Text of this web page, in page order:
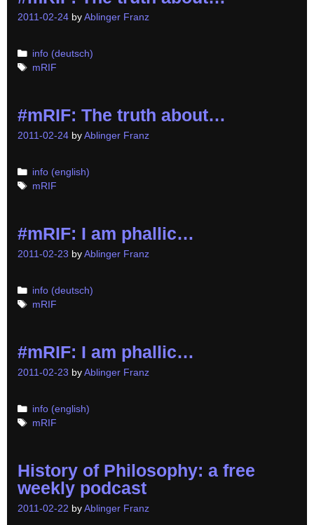
2011-02-24 by Ablinger Franz
Categories
info (deutsch)
Tags
mRIF
#mRIF: The truth about…
2011-02-24 by Ablinger Franz
Categories
info (english)
Tags
mRIF
#mRIF: I am phallic…
2011-02-23 by Ablinger Franz
Categories
info (deutsch)
Tags
mRIF
#mRIF: I am phallic…
2011-02-23 by Ablinger Franz
Categories
info (english)
Tags
mRIF
History of Philosophy: a free
weekly podcast
2011-02-22 by Ablinger Franz